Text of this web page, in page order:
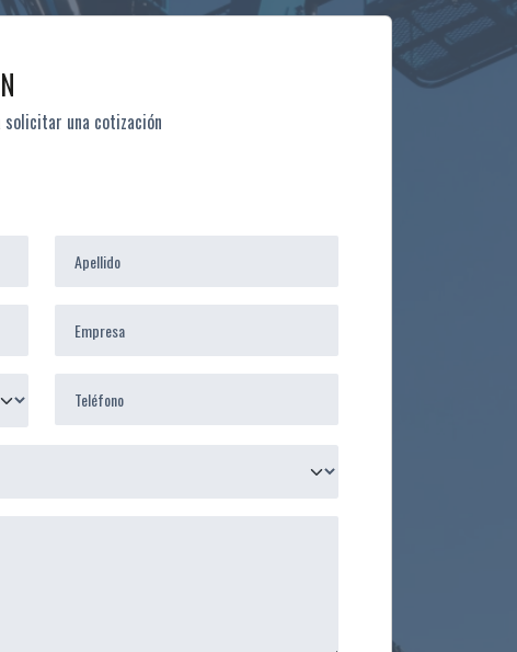
solicitar una cotización